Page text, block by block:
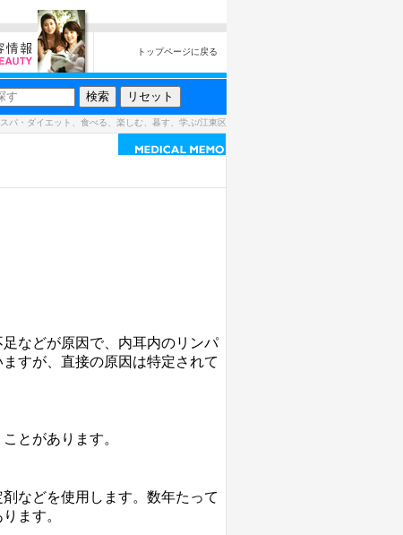
トップページに戻る
パ・ダイエット、食べる、楽しむ、暮す、学ぶ/江東区
などが原因で、内耳内のリンパ
すが、直接の原因は特定されて
とがあります。
などを使用します。数年たって
ます。